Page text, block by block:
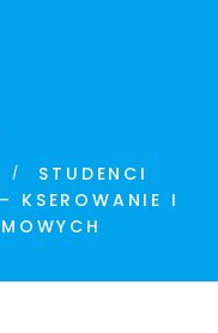
STUDENCI
KSEROWANIE I